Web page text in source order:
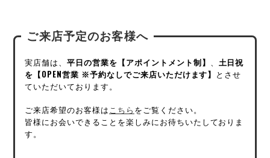
ご来店予定のお客様へ
実店舗は、平日の営業を【アポイントメント制】 、 土日祝
を【OPEN営業 ※予約なしでご来店いただけます】 とさせ
ていただいております。
ご来店希望のお客様はこちら をご覧ください。
皆様にお会いできることを楽しみにお待ちいたしておりま
す。